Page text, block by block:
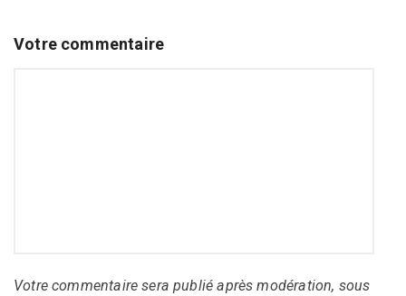
Votre commentaire
Votre commentaire sera publié après modération, sous